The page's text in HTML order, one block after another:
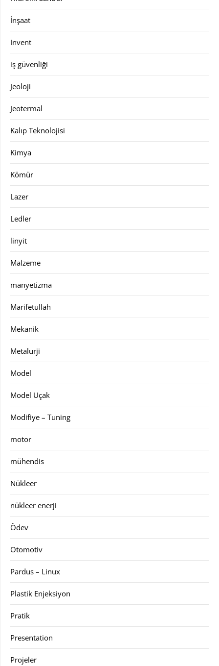
İnşaat
Invent
iş güvenliği
Jeoloji
Jeotermal
Kalıp Teknolojisi
Kimya
Kömür
Lazer
Ledler
linyit
Malzeme
manyetizma
Marifetullah
Mekanik
Metalurji
Model
Model Uçak
Modifiye – Tuning
motor
mühendis
Nükleer
nükleer enerji
Ödev
Otomotiv
Pardus – Linux
Plastik Enjeksiyon
Pratik
Presentation
Projeler